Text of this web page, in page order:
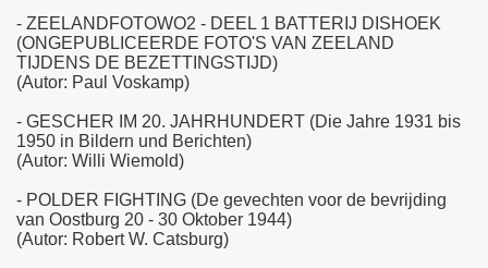
- ZEELANDFOTOWO2 - DEEL 1 BATTERIJ DISHOEK
(ONGEPUBLICEERDE FOTO'S VAN ZEELAND
TIJDENS DE BEZETTINGSTIJD)
(Autor: Paul Voskamp)
- GESCHER IM 20. JAHRHUNDERT (Die Jahre 1931 bis
1950 in Bildern und Berichten)
(Autor: Willi Wiemold)
- POLDER FIGHTING (De gevechten voor de bevrijding
van Oostburg 20 - 30 Oktober 1944)
(Autor: Robert W. Catsburg)